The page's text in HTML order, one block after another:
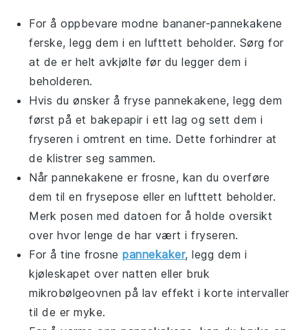
For å oppbevaremodne bananer-pannekakene
ferske, legg dem i en lufttett beholder. Sørg for
at de er helt avkjølte før du legger dem i
beholderen.
Hvis du ønsker å fryse pannekakene, legg dem
først på et bakepapir i ett lag og sett dem i
fryseren i omtrent en time. Dette forhindrer at
de klistrer seg sammen.
Når pannekakene er frosne, kan du overføre
dem til en frysepose eller en lufttett beholder.
Merk posen med datoen for å holde oversikt
over hvor lenge de har vært i fryseren.
For å tine frosnepannekaker, legg dem i
kjøleskapet over natten eller bruk
mikrobølgeovnen på lav effekt i korte intervaller
til de er myke.